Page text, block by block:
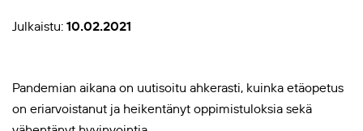
Julkaistu: 10.02.2021
Pandemian aikana on uutisoitu ahkerasti, kuinka etäopetus
on eriarvoistanut ja heikentänyt oppimistuloksia sekä